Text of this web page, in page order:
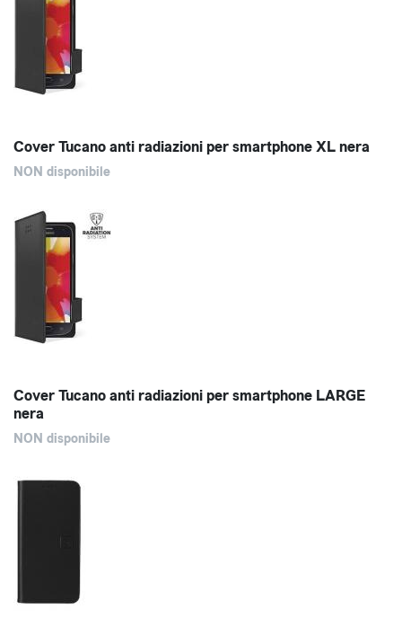
Cover Tucano anti radiazioni per smartphone XL nera
NON disponibile
Cover Tucano anti radiazioni per smartphone LARGE
nera
NON disponibile